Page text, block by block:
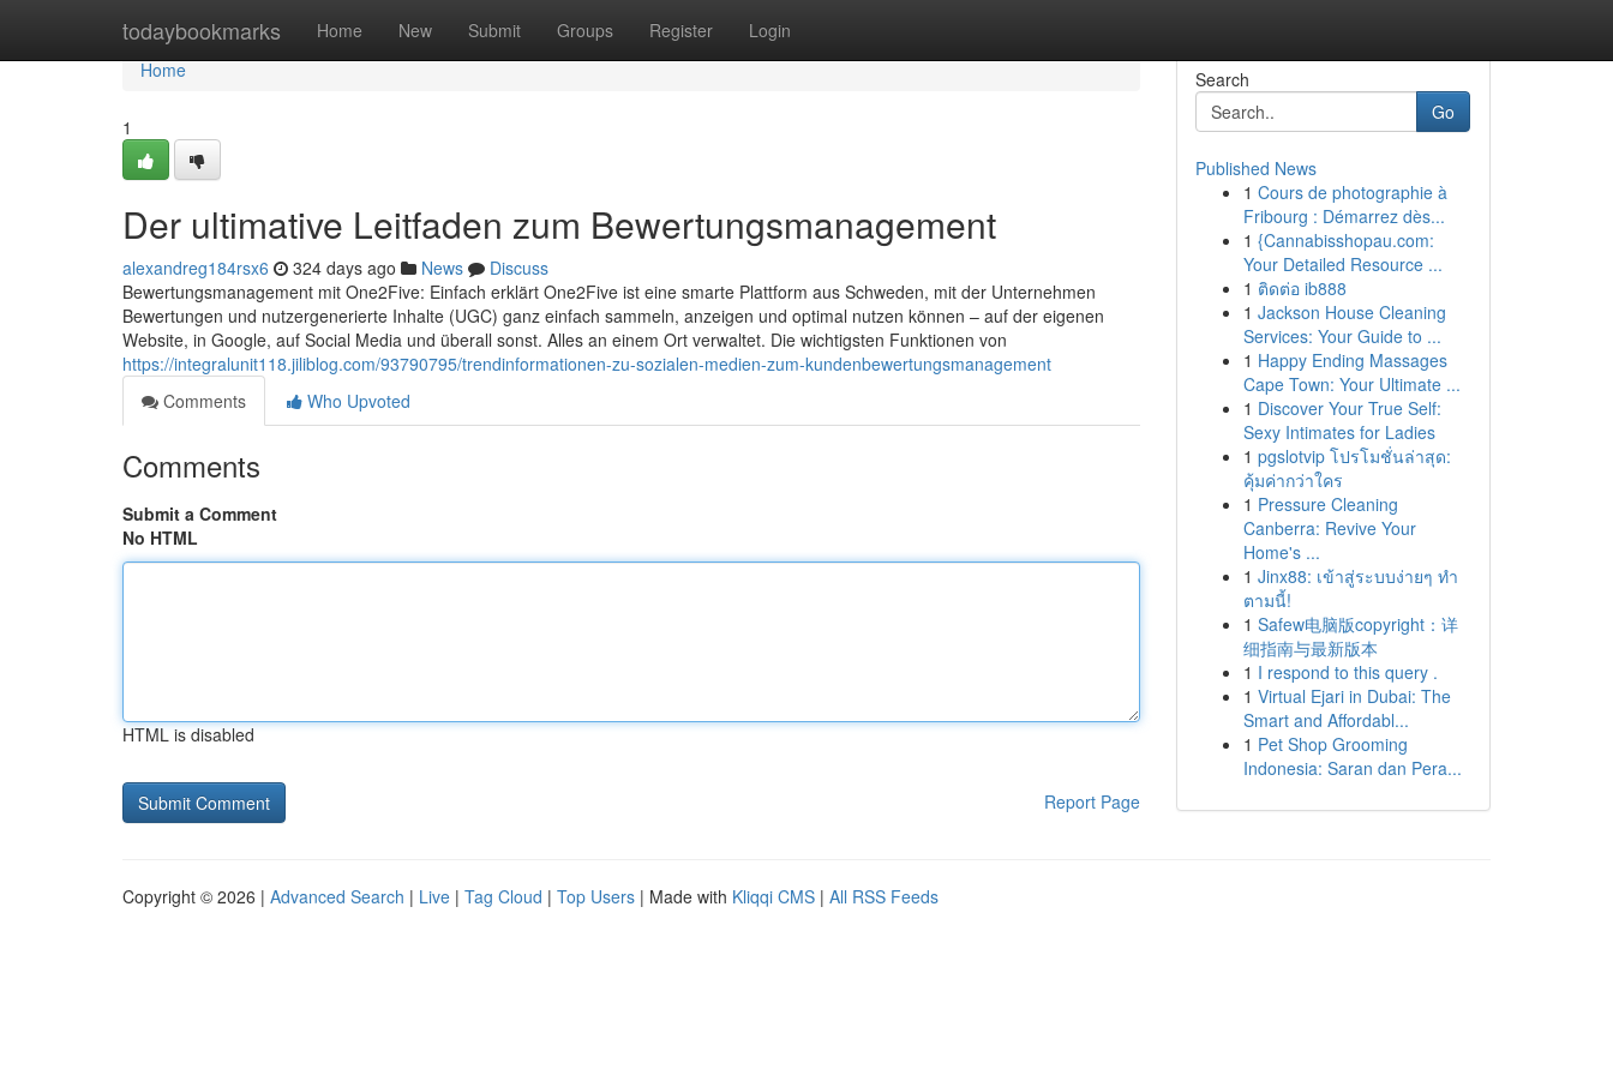
todaybookmarks Home New Submit Groups Register Login
Home
Home
1
Der ultimative Leitfaden zum Bewertungsmanagement
alexandreg184rsx6 324 days ago News
Discuss
Bewertungsmanagement mit One2Five: Einfach erklärt One2Five ist eine smarte Plattform aus Schweden, mit der Unternehmen
Bewertungen und nutzergenerierte Inhalte (UGC) ganz einfach sammeln, anzeigen und optimal nutzen können – auf der eigenen
Website, in Google, auf Social Media und überall sonst. Alles an einem Ort verwaltet. Die wichtigsten Funktionen von
https://integralunit118.jiliblog.com/93790795/trendinformationen-zu-sozialen-medien-zum-kundenbewertungsmanagement
Comments
Who Upvoted
Comments
Submit a Comment
No HTML
HTML is disabled
Report Page
Search
Go
Published News
1 Cours de photographie à
Fribourg : Démarrez dès...
1 {Cannabisshopau.com:
Your Detailed Resource ...
1 ติดต่อ ib888
1 Jackson House Cleaning
Services: Your Guide to ...
1 Happy Ending Massages
Cape Town: Your Ultimate ...
1 Discover Your True Self:
Sexy Intimates for Ladies
1 pgslotvip โปรโมชั่นล่าสุด:
คุ้มค่ากว่าใคร
1 Pressure Cleaning
Canberra: Revive Your
Home's ...
1 Jinx88: เข้าสู่ระบบง่ายๆ ทำ
ตามนี้!
1 Safew电脑版copyright：详
细指南与最新版本
1 I respond to this query .
1 Virtual Ejari in Dubai: The
Smart and Affordabl...
1 Pet Shop Grooming
Indonesia: Saran dan Pera...
Copyright © 2026 | Advanced Search | Live | Tag Cloud | Top Users | Made with Kliqqi CMS | All RSS Feeds